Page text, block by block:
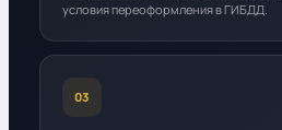
условия переоформления в ГИБДД.
03